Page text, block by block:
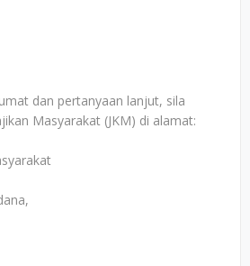
dan pertanyaan lanjut, sila
Masyarakat (JKM) di alamat: